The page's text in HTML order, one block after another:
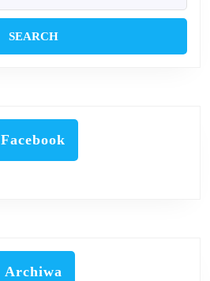
Facebook
Archiwa